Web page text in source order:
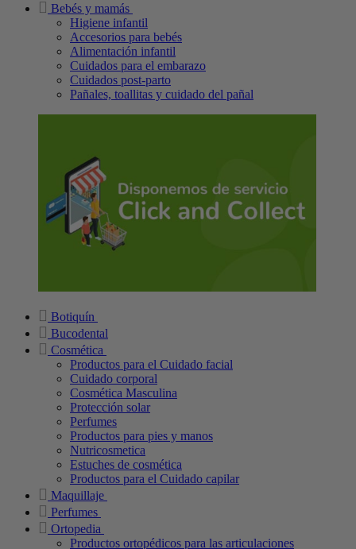
Bebés y mamás
Higiene infantil
Accesorios para bebés
Alimentación infantil
Cuidados para el embarazo
Cuidados post-parto
Pañales, toallitas y cuidado del pañal
Botiquín
Bucodental
Cosmética
Productos para el Cuidado facial
Cuidado corporal
Cosmética Masculina
Protección solar
Perfumes
Productos para pies y manos
Nutricosmetica
Estuches de cosmética
Productos para el Cuidado capilar
Maquillaje
Perfumes
Ortopedia
Productos ortopédicos para las articulaciones